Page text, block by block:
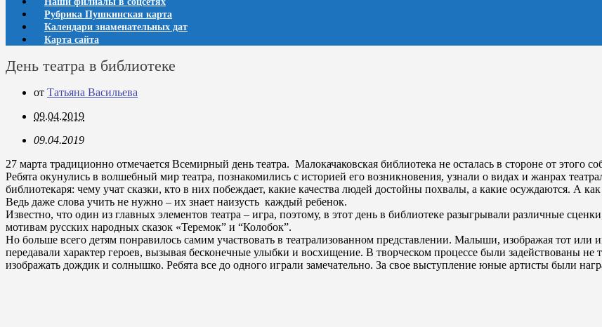
Рубрика Пушкинская карта
Календари знаменательных дат
Карта сайта
День театра в библиотеке
от Татьяна Васильева
09.04.2019
09.04.2019
27 марта традиционно отмечается Всемирный день театра. Малокачаковская библиотека не осталась в стороне от этого
Ребята окунулись в волшебный мир театра, познакомились с историей его возникновения, узнали о видах и жанрах
библиотекаря: чему учат сказки, кто в них побеждает, какие качества людей достойны похвалы, а какие осуждаются. А
Ведь даже слова учить не нужно – их знает наизусть каждый ребенок.
Известно, что один из главных элементов театра – игра, поэтому, в этот день в библиотеке разыгрывали различные
мотивам русских народных сказок «Теремок” и “Колобок”.
Но больше всего детям понравилось самим участвовать в театрализованном представлении. Малыши, изображая тот
передавали характер героев, вызывая бесконечные улыбки и восхищение. В творческом процессе были задействованы не
изображать дождик и солнышко. Ребята все до одного играли замечательно. За свое выступление юные артисты были